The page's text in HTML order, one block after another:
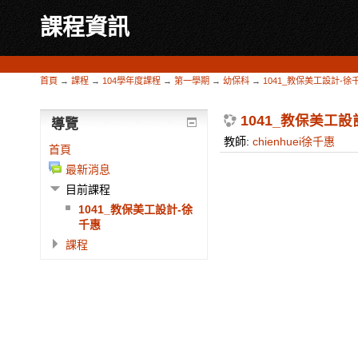
課程資訊
首頁 → 課程 → 104學年度課程 → 第一學期 → 幼保科 → 1041_教保美工設計-徐
1041_教保美工設
教師: chienhuei徐千惠
導覽
首頁
最新消息
目前課程
1041_教保美工設計-徐
千惠
課程